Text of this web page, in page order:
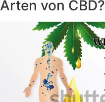
Arten von CBD?